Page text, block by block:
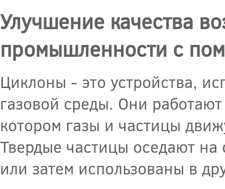
Улучшение качества
промышленности с
Циклоны - это устройства,
газовой среды. Они
котором газы и частицы
Твердые частицы оседают на
или затем использованы в